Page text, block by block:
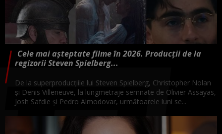
Cele mai aşteptate filme în 2026. Producții de la
regizorii Steven Spielberg...
De la superproducţiile lui Steven Spielberg, Christopher Nolan
şi Denis Villeneuve, la lungmetraje semnate de Olivier Assayas,
Josh Safdie şi Pedro Almodovar, următoarele luni se...